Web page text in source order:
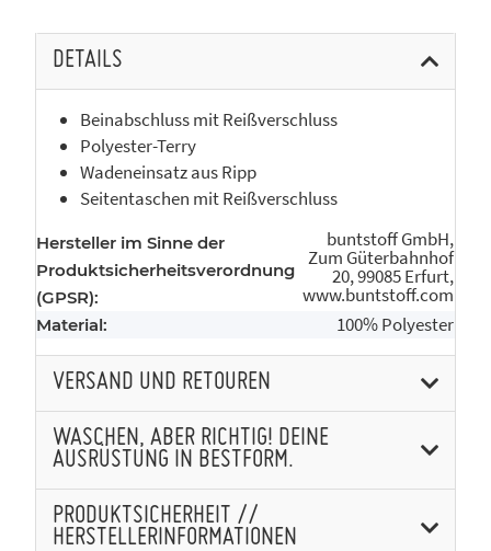
DETAILS
Beinabschluss mit Reißverschluss
Polyester-Terry
Wadeneinsatz aus Ripp
Seitentaschen mit Reißverschluss
Hersteller im Sinne der
Produktsicherheitsverordnung
(GPSR):
buntstoff GmbH,
Zum Güterbahnhof
20, 99085 Erfurt,
www.buntstoff.com
Material: 100% Polyester
VERSAND UND RETOUREN
WASCHEN, ABER RICHTIG! DEINE
AUSRÜSTUNG IN BESTFORM.
PRODUKTSICHERHEIT //
HERSTELLERINFORMATIONEN